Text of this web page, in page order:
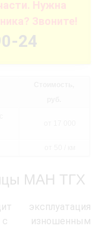
Нужна
Звоните!
24
МАН ТГХ
эксплуатация
с изношенным